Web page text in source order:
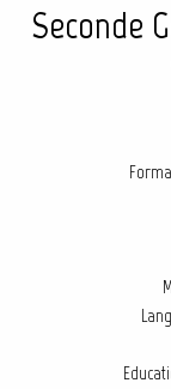
Seconde